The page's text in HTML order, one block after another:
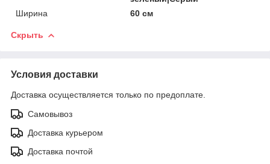
Ширина
60 см
Скрыть
Условия доставки
Доставка осуществляется только по предоплате.
Самовывоз
Доставка курьером
Доставка почтой